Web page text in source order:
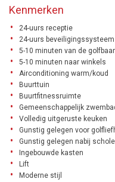
Kenmerken
24-uurs receptie
24-uurs beveiligingssysteem
5-10 minuten van de
5-10 minuten naar winkels
Airconditioning warm/koud
Buurttuin
Buurtfitnessruimte
Gemeenschappelijk
Volledig uitgeruste keuken
Gunstig gelegen voor
Gunstig gelegen nabij
Ingebouwde kasten
Lift
Moderne stijl